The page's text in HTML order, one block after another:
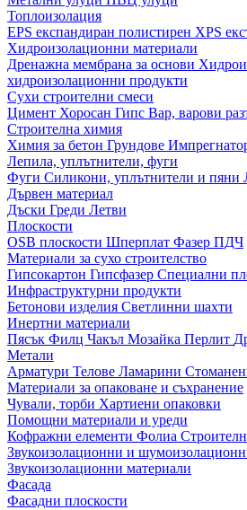
Топлоизолация
EPS експандиран полистирен XPS
Хидроизолационни материали
Дренажна мембрана за основи
хидроизолационни продукти
Сухи строителни смеси
Цимент Хоросан Гипс Вар, варови
Строителна химия
Химия за бетон Грундове
Лепила, уплътнители, фуги
Фуги Силикони, уплътнители и пяни
Дървен материал
Дъски Греди Летви
Плоскости
OSB плоскости Шперплат Фазер ПДЧ
Материали за сухо строителство
Гипсокартон Гипсфазер Специални
Инфраструктурни продукти
Бетонови изделия Светлинни шахти
Инертни материали
Пясък Филц Чакъл Мозайкa Перлит
Метали
Арматури Телове Ламарини
Материали за опаковане и съхранение
Чували, торби Хартиени опаковки
Помощни материали и уреди
Кофражни елементи Фолиа
Звукоизолационни и
Звукоизолационни материали
Фасада
Фасадни плоскости